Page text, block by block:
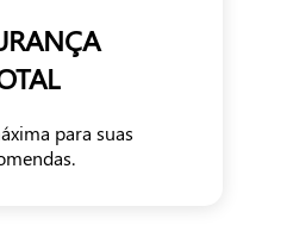
para suas